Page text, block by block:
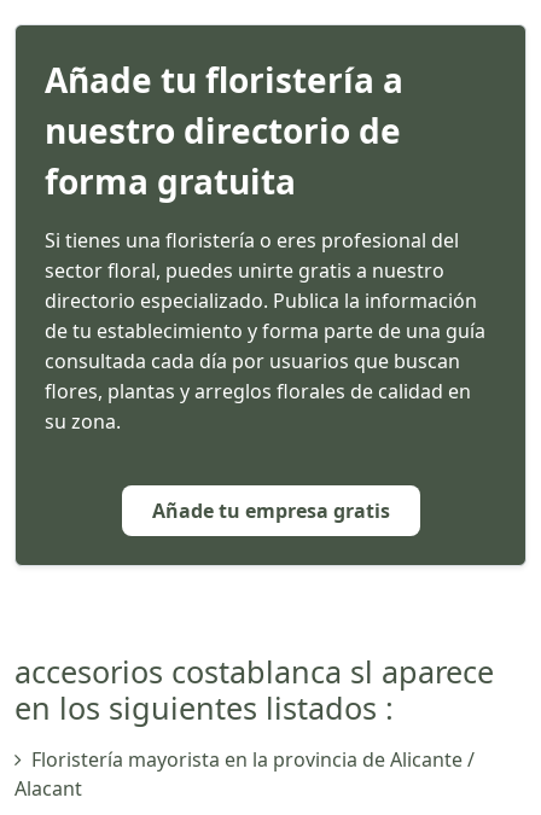
Añade tu floristería a
nuestro directorio de
forma gratuita
Si tienes una floristería o eres profesional del
sector floral, puedes unirte gratis a nuestro
directorio especializado. Publica la información
de tu establecimiento y forma parte de una guía
consultada cada día por usuarios que buscan
flores, plantas y arreglos florales de calidad en
su zona.
Añade tu empresa gratis
accesorios costablanca sl aparece
en los siguientes listados :
Floristería mayorista en la provincia de Alicante /
Alacant